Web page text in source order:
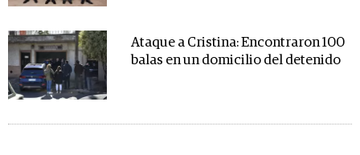
Ataque a Cristina: Encontraron 100
balas en un domicilio del detenido